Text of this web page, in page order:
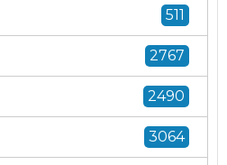
511
2767
2490
3064